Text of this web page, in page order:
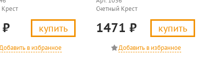
₽ купить
Счетный Крест
1471 ₽ купить